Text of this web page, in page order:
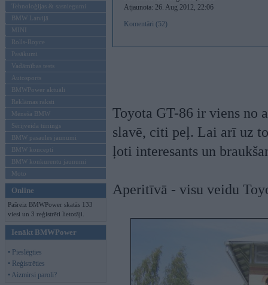
Tehnoloģijas & sasniegumi
BMW Latvijā
MINI
Rolls-Royce
Pasākumi
Vadāmības tests
Autosports
BMWPower aktuāli
Reklāmas raksti
Mēneša BMW
Sērijveida tūnings
BMW pasaules jaunumi
BMW koncepti
BMW konkurentu jaunumi
Moto
Online
Pašreiz BMWPower skatās 133
viesi un 3 reģistrēti lietotāji.
Ienākt BMWPower
• Pieslēgties
• Reģistrēties
• Aizmirsi paroli?
Atjaunota: 26. Aug 2012, 22:06
Komentāri (52)
Toyota GT-86 ir viens no
slavē, citi peļ. Lai arī uz
ļoti interesants un
Aperitīvā - visu veidu